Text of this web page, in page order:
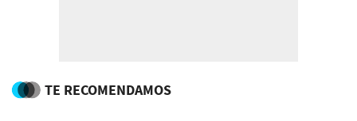
TE RECOMENDAMOS